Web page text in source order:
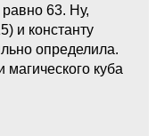
63. Ну,
и константу
определила.
магического куба